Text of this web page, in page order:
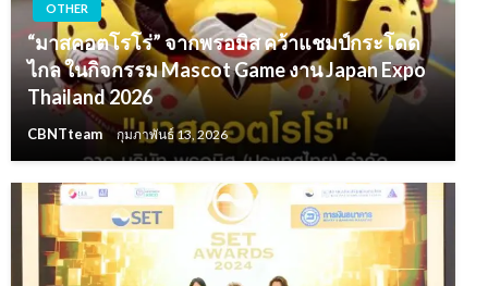
OTHER
“มาสคอตโรโร่” จากพรอมิส คว้าแชมป์กระโดด
ไกล ในกิจกรรม Mascot Game งาน Japan Expo
Thailand 2026
CBNTteam กุมภาพันธ์ 13, 2026